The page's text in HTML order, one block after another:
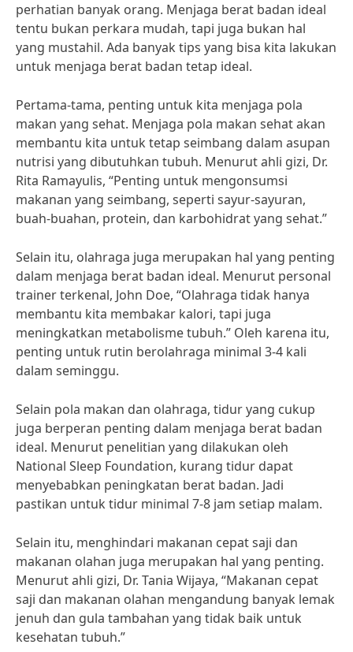
perhatian banyak orang. Menjaga berat badan ideal
tentu bukan perkara mudah, tapi juga bukan hal
yang mustahil. Ada banyak tips yang bisa kita lakukan
untuk menjaga berat badan tetap ideal.
Pertama-tama, penting untuk kita menjaga pola
makan yang sehat. Menjaga pola makan sehat akan
membantu kita untuk tetap seimbang dalam asupan
nutrisi yang dibutuhkan tubuh. Menurut ahli gizi, Dr.
Rita Ramayulis, “Penting untuk mengonsumsi
makanan yang seimbang, seperti sayur-sayuran,
buah-buahan, protein, dan karbohidrat yang sehat.”
Selain itu, olahraga juga merupakan hal yang penting
dalam menjaga berat badan ideal. Menurut personal
trainer terkenal, John Doe, “Olahraga tidak hanya
membantu kita membakar kalori, tapi juga
meningkatkan metabolisme tubuh.” Oleh karena itu,
penting untuk rutin berolahraga minimal 3-4 kali
dalam seminggu.
Selain pola makan dan olahraga, tidur yang cukup
juga berperan penting dalam menjaga berat badan
ideal. Menurut penelitian yang dilakukan oleh
National Sleep Foundation, kurang tidur dapat
menyebabkan peningkatan berat badan. Jadi
pastikan untuk tidur minimal 7-8 jam setiap malam.
Selain itu, menghindari makanan cepat saji dan
makanan olahan juga merupakan hal yang penting.
Menurut ahli gizi, Dr. Tania Wijaya, “Makanan cepat
saji dan makanan olahan mengandung banyak lemak
jenuh dan gula tambahan yang tidak baik untuk
kesehatan tubuh.”